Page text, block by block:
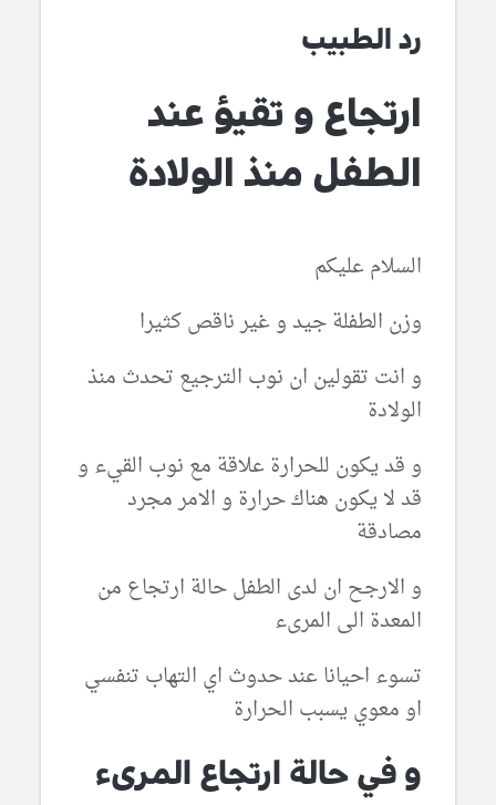
رد الطبيب
ارتجاع و تقيؤ عند
الطفل منذ الولادة
السلام عليكم
وزن الطفلة جيد و غير ناقص كثيرا
و انت تقولين ان نوب الترجيع تحدث منذ
الولادة
و قد يكون للحرارة علاقة مع نوب القيء و
قد لا يكون هناك حرارة و الامر مجرد
مصادقة
و الارجح ان لدى الطفل حالة ارتجاع من
المعدة الى المرىء
تسوء احيانا عند حدوث اي التهاب تنفسي
او معوي يسبب الحرارة
و في حالة ارتجاع المرىء